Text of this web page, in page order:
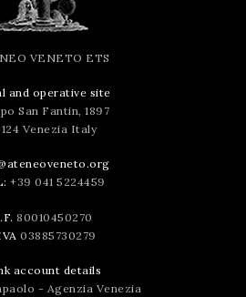
VENETO ETS
and operative site
San Fantin, 1897
Venezia Italy
+39 041 5224459
80010450270
03885730279
account details
- Agenzia Venezia